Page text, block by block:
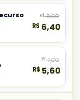
R$8,00
R$ 6,40
R$7,00
R$ 5,60